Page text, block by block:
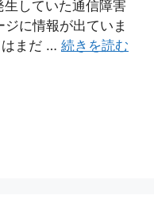
していた通信障害
に情報が出ていま
はまだ … 続きを読む